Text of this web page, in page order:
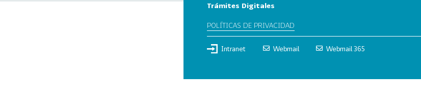
Trámites Digitales
POLÍTICAS DE PRIVACIDAD
Intranet Webmail Webmail 365